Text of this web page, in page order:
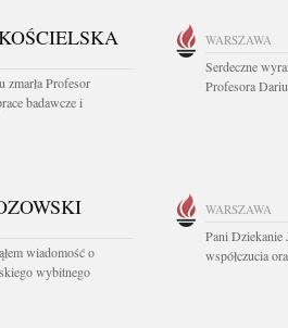
zmarła Profesor
badawcze i
WARSZAWA
Serdeczne
Profesora
wiadomość o
wybitnego
WARSZAWA
Pani Dziekanie
współczucia